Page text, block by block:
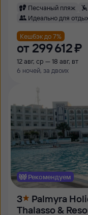
Песчаный пляж
Идеально для
Кешбэк до 7%
от 299 ⁠612 ⁠₽
12 авг, ср — 18 авг, вт
6 ночей, за двоих
Рекомендуем
3
Palmyra
Thalasso &